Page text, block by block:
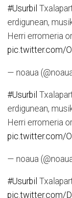
#Usurbil
erdigunean,
Herri erromeria
pic.twitter.com/
— noaua
#Usurbil
erdigunean,
Herri erromeria
pic.twitter.com/
— noaua
#Usurbil
pic.twitter.com/